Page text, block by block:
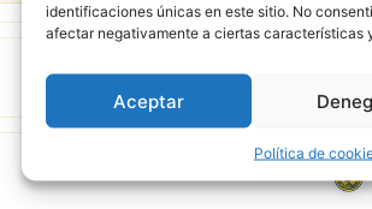
identificaciones únicas en este sitio. No
afectar negativamente a ciertas características
Aceptar
Política de
Unión Bolivia